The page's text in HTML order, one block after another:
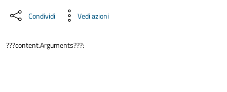
Condividi Vedi azioni
???content.Arguments???: